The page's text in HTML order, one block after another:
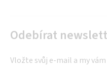
Odebírat
Vložte svůj e-mail a my